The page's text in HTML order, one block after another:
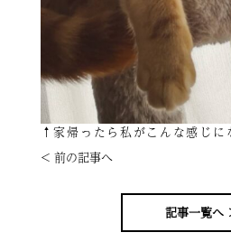
↑家帰ったら私がこんな感じに
< 前の記事へ
記事一覧へ